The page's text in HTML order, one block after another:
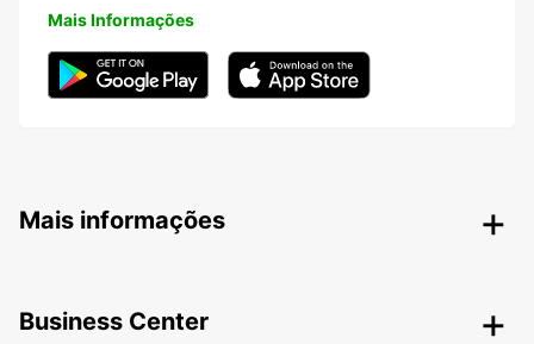
Mais Informações
Mais informações
Business Center